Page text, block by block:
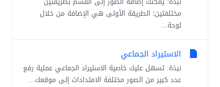
مختلفتين؛ الطريقة الأولى هي الإضافة من خلال
لوحة...
الاستيراد الجماعي
نبذة: تسهل عليك خاصية الاستيراد الجماعي عملية رفع
عدد كبير من الصور مختلفة الامتدادات إلى موقعك...